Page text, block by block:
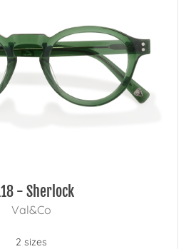
- Sherlock
Val&Co
2 sizes